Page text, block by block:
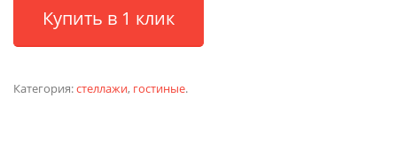
Купить в 1 клик
Категория:стеллажи, гостиные.